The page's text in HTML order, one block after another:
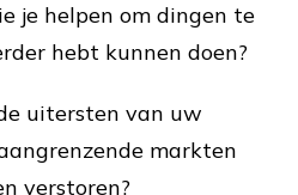
je helpen om dingen te
hebt kunnen doen?
uitersten van uw
markten
verstoren?